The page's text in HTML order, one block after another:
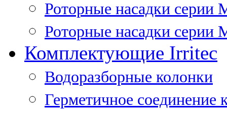
Роторные насадки серии
Роторные насадки серии
Комплектующие Irritec
Водоразборные колонки
Герметичное соединение